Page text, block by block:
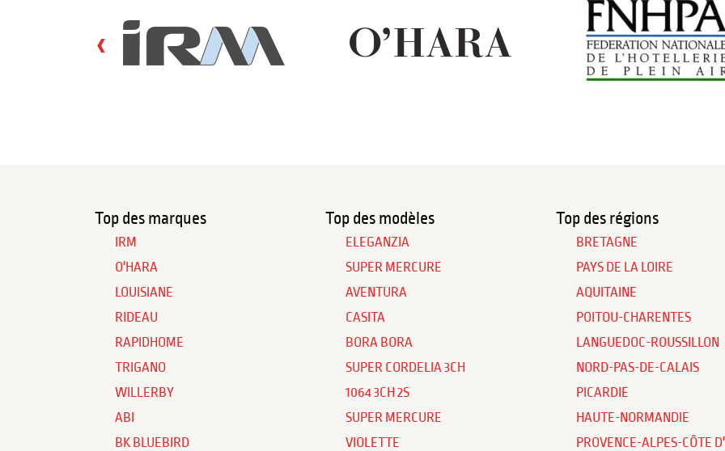
‹
Top des marques
IRM
O'HARA
LOUISIANE
RIDEAU
RAPIDHOME
TRIGANO
WILLERBY
ABI
BK BLUEBIRD
Top des modèles
ELEGANZIA
SUPER MERCURE
AVENTURA
CASITA
BORA BORA
SUPER CORDELIA 3CH
1064 3CH 2S
SUPER MERCURE
VIOLETTE
Top des régions
BRETAGNE
PAYS DE LA LOIRE
AQUITAINE
POITOU-CHARENTES
LANGUEDOC-ROUSSILLON
NORD-PAS-DE-CALAIS
PICARDIE
HAUTE-NORMANDIE
PROVENCE-ALPES-CÔTE